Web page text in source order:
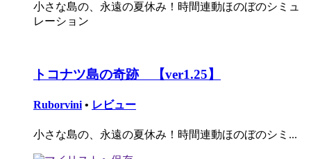
小さな島の、永遠の夏休み！時間連動ほのぼのシミュ
レーション
トコナツ島の奇跡 【ver1.25】
Ruborvini • レビュー
小さな島の、永遠の夏休み！時間連動ほのぼのシミ...